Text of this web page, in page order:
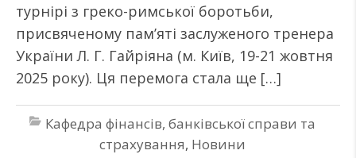
турнірі з греко-римської боротьби,
присвяченому пам’яті заслуженого тренера
України Л. Г. Гайріяна (м. Київ, 19-21 жовтня
2025 року). Ця перемога стала ще […]
Кафедра фінансів, банківської справи та
страхування, Новини